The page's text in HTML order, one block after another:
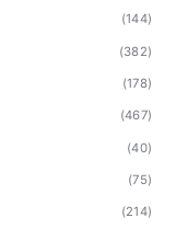
(144)
(382)
(178)
(467)
(40)
(75)
(214)